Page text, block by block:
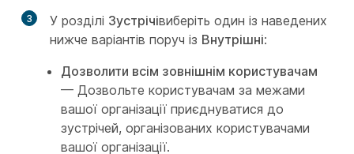
3 У розділі Зустрічівиберіть один із наведених
нижче варіантів поруч із Внутрішні:
Дозволити всім зовнішнім користувачам
— Дозвольте користувачам за межами
вашої організації приєднуватися до
зустрічей, організованих користувачами
вашої організації.